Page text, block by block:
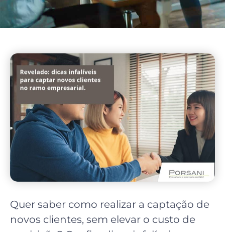
Quer saber como realizar a captação de
novos clientes, sem elevar o custo de